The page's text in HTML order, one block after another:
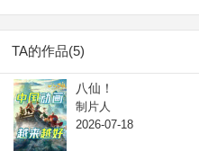
TA的作品(5)
八仙！
制片人
2026-07-18